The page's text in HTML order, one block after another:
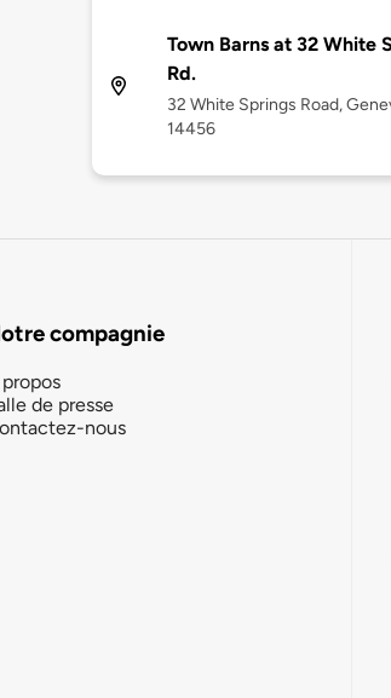
Town Barns at 32 White
Rd.
32 White Springs Road,
14456
compagnie
de presse
nous